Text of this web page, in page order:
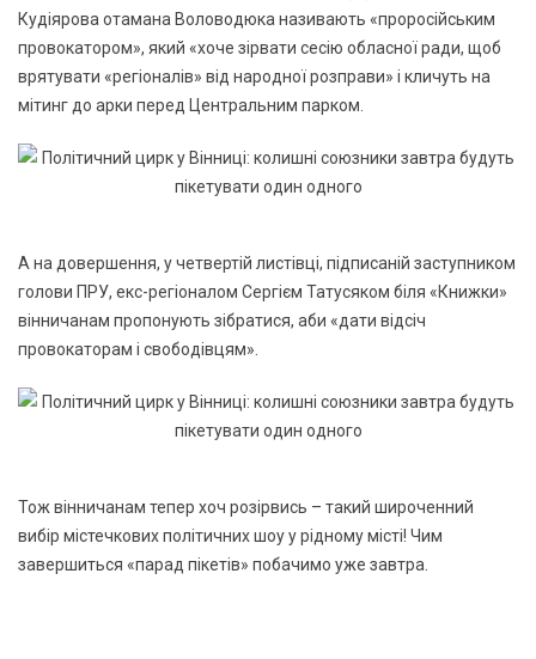
Кудіярова отамана Воловодюка називають «проросійським
провокатором», який «хоче зірвати сесію обласної ради, щоб
врятувати «регіоналів» від народної розправи» і кличуть на
мітинг до арки перед Центральним парком.
А на довершення, у четвертій листівці, підписаній заступником
голови ПРУ, екс-регіоналом Сергієм Татусяком біля «Книжки»
вінничанам пропонують зібратися, аби «дати відсіч
провокаторам і свободівцям».
Тож вінничанам тепер хоч розірвись – такий широченний
вибір містечкових політичних шоу у рідному місті! Чим
завершиться «парад пікетів» побачимо уже завтра.